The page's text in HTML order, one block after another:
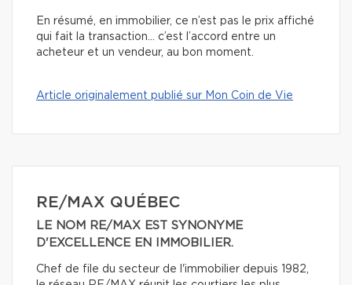
En résumé, en immobilier, ce n’est pas le prix affiché
qui fait la transaction… c’est l’accord entre un
acheteur et un vendeur, au bon moment.
Article originalement publié sur Mon Coin de Vie
RE/MAX QUÉBEC
LE NOM RE/MAX EST SYNONYME
D'EXCELLENCE EN IMMOBILIER.
Chef de file du secteur de l'immobilier depuis 1982,